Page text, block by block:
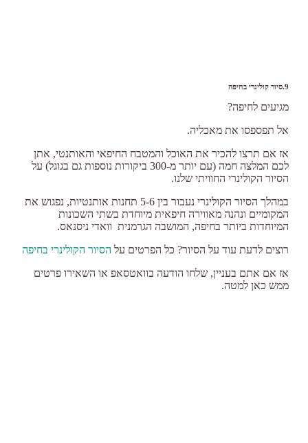
9.סיור קולינרי בחיפה
מגיעים לחיפה?
אל תפספסו את מאכליה.
אז אם תרצו להכיר את האוכל והמטבח החיפאי והאותנטי, אתן
לכם המלצה חמה (עם יותר מ-300 ביקורות נוספות גם בגוגל) על
הסיור הקולינרי החוויתי שלנו.
במהלך הסיור הקולינרי נעבור בין 5-6 תחנות אותנטיות, נפגוש את
המקומיים ונהנה מאווירה חיפאית מיוחדת בשתי השכונות
המיוחדות ביותר בחיפה, המושבה הגרמנית וואדי ניסנאס.
רוצים לדעת עוד על הסיור? כל הפרטים על הסיור הקולינרי בחיפה
אז אם אתם בעניין, שלחו הודעה בוואטסאפ או השאירו פרטים
ממש כאן למטה.